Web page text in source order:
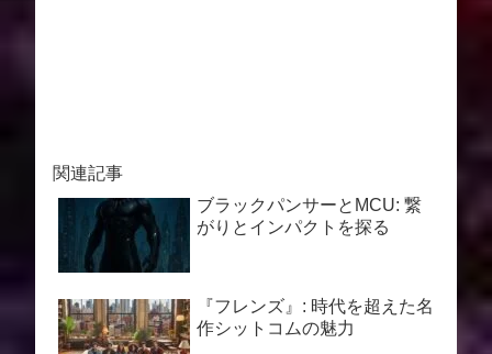
関連記事
ブラックパンサーとMCU: 繋
がりとインパクトを探る
『フレンズ』: 時代を超えた名
作シットコムの魅力